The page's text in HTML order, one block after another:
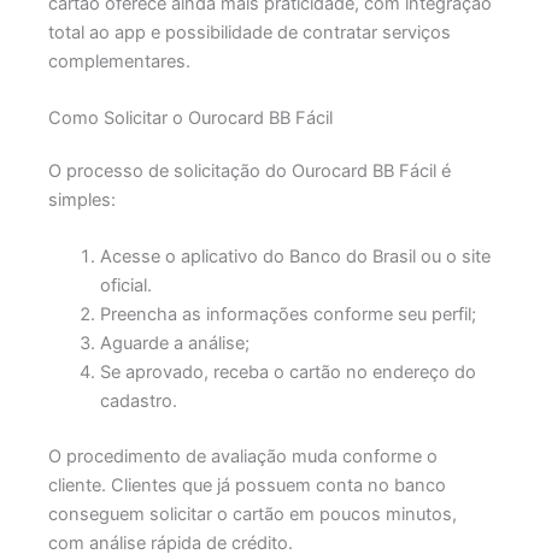
total ao app e possibilidade de contratar serviços
complementares.
Como Solicitar o Ourocard BB Fácil
O processo de solicitação do Ourocard BB Fácil é
simples:
Acesse o aplicativo do Banco do Brasil ou o site
oficial.
Preencha as informações conforme seu perfil;
Aguarde a análise;
Se aprovado, receba o cartão no endereço do
cadastro.
O procedimento de avaliação muda conforme o
cliente. Clientes que já possuem conta no banco
conseguem solicitar o cartão em poucos minutos,
com análise rápida de crédito.